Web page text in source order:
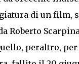
di un film,
Roberto
peraltro,